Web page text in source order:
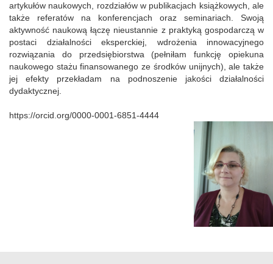
artykułów naukowych, rozdziałów w publikacjach książkowych, ale
także referatów na konferencjach oraz seminariach. Swoją
aktywność naukową łączę nieustannie z praktyką gospodarczą w
postaci działalności eksperckiej, wdrożenia innowacyjnego
rozwiązania do przedsiębiorstwa (pełniłam funkcję opiekuna
naukowego stażu finansowanego ze środków unijnych), ale także
jej efekty przekładam na podnoszenie jakości działalności
dydaktycznej.
https://orcid.org/0000-0001-6851-4444